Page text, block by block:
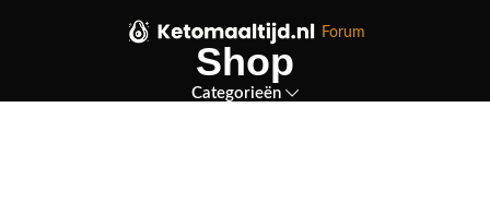
Forum
Shop
Categorieën